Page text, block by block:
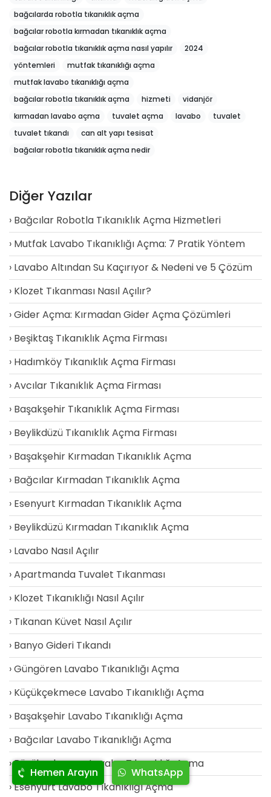
bağcılarda robotla tıkanıklık açma
bağcılar robotla kırmadan tıkanıklık açma
bağcılar robotla tıkanıklık açma nasıl yapılır
2024
yöntemleri
mutfak tıkanıklığı açma
mutfak lavabo tıkanıklığı açma
bağcılar robotla tıkanıklık açma
hizmeti
vidanjör
kırmadan lavabo açma
tuvalet açma lavabo
tuvalet
tuvalet tıkandı
can alt yapı tesisat
bağcılar robotla tıkanıklık açma nedir
Diğer Yazılar
Bağcılar Robotla Tıkanıklık Açma Hizmetleri
Mutfak Lavabo Tıkanıklığı Açma: 7 Pratik Yöntem
Lavabo Altından Su Kaçırıyor & Nedeni ve 5 Çözüm
Klozet Tıkanması Nasıl Açılır?
Gider Açma: Kırmadan Gider Açma Çözümleri
Beşiktaş Tıkanıklık Açma Firması
Hadımköy Tıkanıklık Açma Firması
Avcılar Tıkanıklık Açma Firması
Başakşehir Tıkanıklık Açma Firması
Beylikdüzü Tıkanıklık Açma Firması
Başakşehir Kırmadan Tıkanıklık Açma
Bağcılar Kırmadan Tıkanıklık Açma
Esenyurt Kırmadan Tıkanıklık Açma
Beylikdüzü Kırmadan Tıkanıklık Açma
Lavabo Nasıl Açılır
Apartmanda Tuvalet Tıkanması
Klozet Tıkanıklığı Nasıl Açılır
Tıkanan Küvet Nasıl Açılır
Banyo Gideri Tıkandı
Güngören Lavabo Tıkanıklığı Açma
Küçükçekmece Lavabo Tıkanıklığı Açma
Başakşehir Lavabo Tıkanıklığı Açma
Bağcılar Lavabo Tıkanıklığı Açma
Büyükçekmece Lavabo Tıkanıklığı Açma
Esenyurt Lavabo Tıkanıklığı Açma
Hemen Arayın WhatsApp